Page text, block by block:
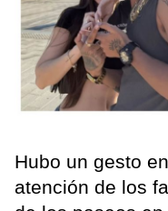
Hubo un gesto
atención de los